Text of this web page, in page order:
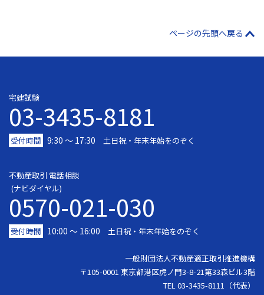
ページの先頭へ戻る
宅建試験
03-3435-8181
受付時間 9:30 〜 17:30 土日祝・年末年始をのぞく
不動産取引 電話相談
(ナビダイヤル)
0570-021-030
受付時間 10:00 ～ 16:00 土日祝・年末年始をのぞく
一般財団法人不動産適正取引推進機構
〒105-0001 東京都港区虎ノ門3-8-21第33森ビル3階
TEL 03-3435-8111（代表）